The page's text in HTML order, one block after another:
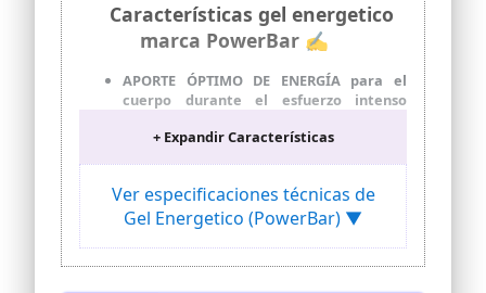
Características gel energetico
marca PowerBar ✍
APORTE ÓPTIMO DE ENERGÍA para el
cuerpo durante el esfuerzo intenso
fuentes de glucosa y fructosa en una
sabores Cola, Mojito y Cherry contienen
hasta 100 mg de cafeína/porción
MÁXIMO RENDIMIENTO EN CADA
COMPETICIÓN gracias al impulso de
energía decisivo en el momento
+ Expandir Características
Ver especificaciones técnicas de
Gel Energetico (PowerBar) ▼